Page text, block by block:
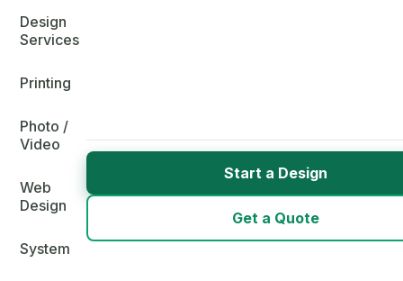
Design
Services
Printing
Photo /
Video
Web
Design
System
Start a Design
Get a Quote